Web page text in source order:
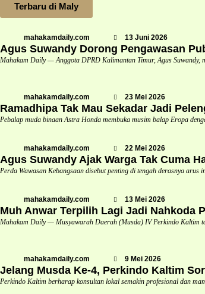
Terbaru di Maly
mahakamdaily.com 13 Juni 2026
Agus Suwandy Dorong Pengawasan
Mahakam Daily — Anggota DPRD Kalimantan Timur, Agus Suwandy,
mahakamdaily.com 23 Mei 2026
Ramadhipa Tak Mau Sekadar Jadi
Pebalap muda binaan Astra Honda membuka musim balap Eropa
mahakamdaily.com 22 Mei 2026
Agus Suwandy Ajak Warga Tak Cuma
Perda Wawasan Kebangsaan disebut penting di tengah derasnya arus
mahakamdaily.com 13 Mei 2026
Muh Anwar Terpilih Lagi Jadi Nahkoda
Mahakam Daily — Musyawarah Daerah (Musda) IV Perkindo Kaltim
mahakamdaily.com 9 Mei 2026
Jelang Musda Ke-4, Perkindo Kaltim
Perkindo Kaltim berharap konsultan lokal semakin profesional dan